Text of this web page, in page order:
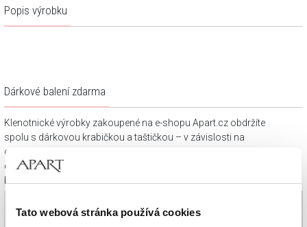
Tato webová stránka používá cookies
Popis výrobku
Dárkové balení zdarma
Klenotnické výrobky zakoupené na e-shopu Apart.cz obdržíte
spolu s dárkovou krabičkou a taštičkou – v závislosti na
objednaném sortimentu. Váš nákup se tak stane krásným
dárkem, který můžete bez dalších příprav věnovat svým
blízkým.